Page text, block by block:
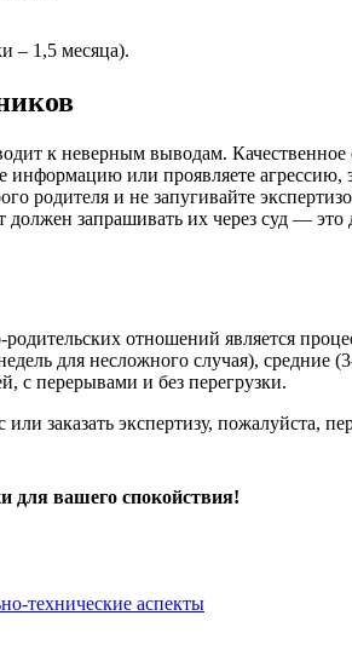
– 1,5 месяца).
к неверным выводам. Качественное
информацию или проявляете агрессию,
родителя и не запугивайте
должен запрашивать их через суд — это
отношений является
для несложного случая),
с перерывами и без перегрузки.
заказать экспертизу, пожалуйста,
для вашего спокойствия!
технические аспекты